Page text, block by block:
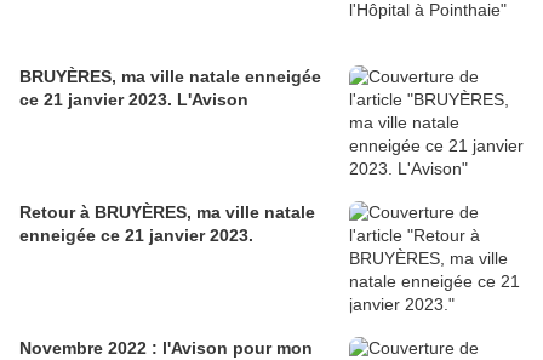
BRUYÈRES, ma ville natale enneigée
ce 21 janvier 2023. L'Avison
Retour à BRUYÈRES, ma ville natale
enneigée ce 21 janvier 2023.
Novembre 2022 : l'Avison pour mon